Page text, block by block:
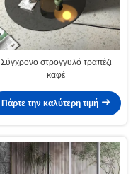
Σύγχρονο στρογγυλό τραπέζι
καφέ
Πάρτε την καλύτερη τιμή